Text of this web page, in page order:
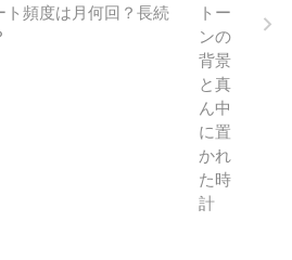
頻度は月何回？長続